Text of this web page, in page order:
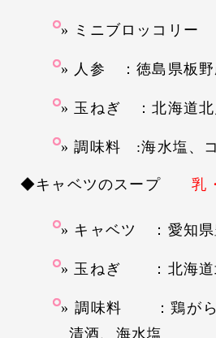
ミニブロッコリー
人参 ：徳島県板野
玉ねぎ ：北海道北
調味料 :海水塩、
◆キャベツのスープ乳
キャベツ ：愛知県
玉ねぎ ：北海道
調味料 ：鶏がら
清酒、海水塩